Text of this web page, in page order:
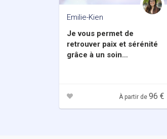
Emilie-Kien
Je vous permet de
retrouver paix et sérénité
grâce à un soin
À partir de96 €